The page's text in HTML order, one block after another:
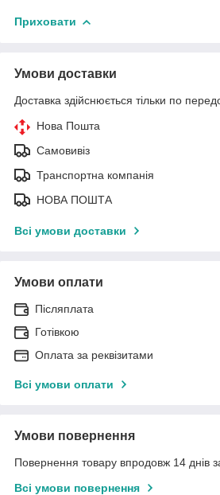
Приховати
Умови доставки
Доставка здійснюється тільки по
Нова Пошта
Самовивіз
Транспортна компанія
НОВА ПОШТА
Всі умови доставки
Умови оплати
Післяплата
Готівкою
Оплата за реквізитами
Всі умови оплати
Умови повернення
Повернення товару впродовж 14 днів
Всі умови повернення